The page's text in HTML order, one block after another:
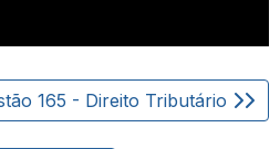
165 - Direito Tributário